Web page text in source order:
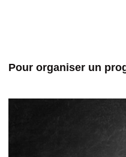
Pour organiser un